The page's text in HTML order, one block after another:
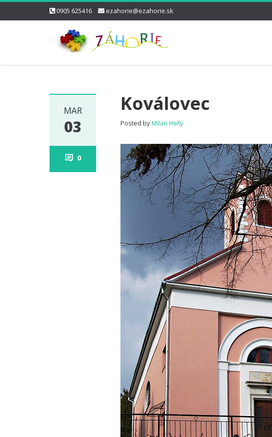
0905 625416 ezahorie@ezahorie.sk
MAR
03
0
Koválovec
Posted byMilan Hollý